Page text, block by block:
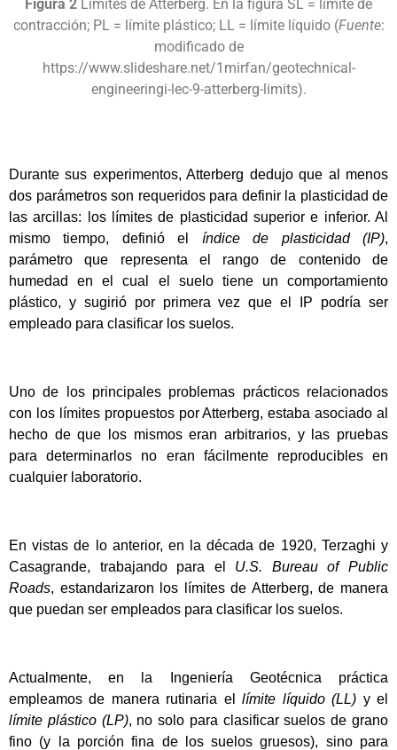
Figura 2 Límites de Atterberg. En la figura SL = límite de
contracción; PL = límite plástico; LL = límite líquido (Fuente:
modificado de
https://www.slideshare.net/1mirfan/geotechnical-
engineeringi-lec-9-atterberg-limits).
Durante sus experimentos, Atterberg dedujo que al menos
dos parámetros son requeridos para definir la plasticidad de
las arcillas: los límites de plasticidad superior e inferior. Al
mismo tiempo, definió el índice de plasticidad (IP),
parámetro que representa el rango de contenido de
humedad en el cual el suelo tiene un comportamiento
plástico, y sugirió por primera vez que el IP podría ser
empleado para clasificar los suelos.
Uno de los principales problemas prácticos relacionados
con los límites propuestos por Atterberg, estaba asociado al
hecho de que los mismos eran arbitrarios, y las pruebas
para determinarlos no eran fácilmente reproducibles en
cualquier laboratorio.
En vistas de lo anterior, en la década de 1920, Terzaghi y
Casagrande, trabajando para el U.S. Bureau of Public
Roads, estandarizaron los límites de Atterberg, de manera
que puedan ser empleados para clasificar los suelos.
Actualmente, en la Ingeniería Geotécnica práctica
empleamos de manera rutinaria ellímite líquido (LL) y el
límite plástico (LP), no solo para clasificar suelos de grano
fino (y la porción fina de los suelos gruesos), sino para